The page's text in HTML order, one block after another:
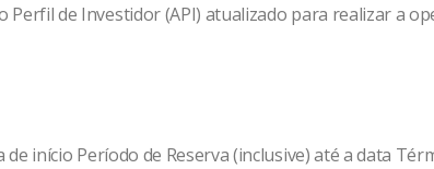
de Investidor (API) atualizado para realizar a
início Período de Reserva (inclusive) até a data